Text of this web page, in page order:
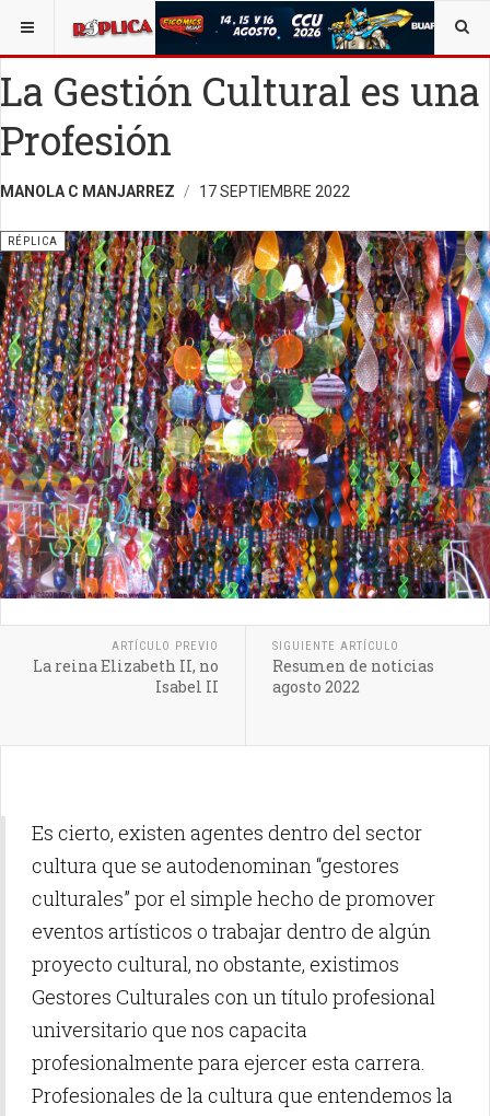
ESTÁ AQUÍ: TECNOLOGÍA OPINIÓN RÉPLICA
La Gestión Cultural es una
Profesión
MANOLA C MANJARREZ 17 SEPTIEMBRE 2022
RÉPLICA
ARTÍCULO PREVIO
La reina Elizabeth II, no
Isabel II
SIGUIENTE ARTÍCULO
Resumen de noticias
agosto 2022
Es cierto, existen agentes dentro del sector
cultura que se autodenominan “gestores
culturales” por el simple hecho de promover
eventos artísticos o trabajar dentro de algún
proyecto cultural, no obstante, existimos
Gestores Culturales con un título profesional
universitario que nos capacita
profesionalmente para ejercer esta carrera.
Profesionales de la cultura que entendemos la